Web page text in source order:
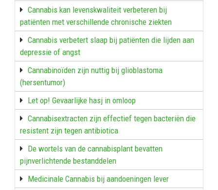
Cannabis kan levenskwaliteit verbeteren bij
patiënten met verschillende chronische ziekten
Cannabis verbetert slaap bij patiënten die lijden aan
depressie of angst
Cannabinoïden zijn nuttig bij glioblastoma
(hersentumor)
Let op! Gevaarlijke hasj in omloop
Cannabisextracten zijn effectief tegen bacteriën die
resistent zijn tegen antibiotica
De wortels van de cannabisplant bevatten
pijnverlichtende bestanddelen
Medicinale Cannabis bij aandoeningen lever